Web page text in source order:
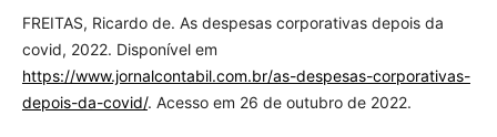
FREITAS, Ricardo de. As despesas corporativas depois da
covid, 2022. Disponível em
https://www.jornalcontabil.com.br/as-despesas-corporativas-
depois-da-covid/. Acesso em 26 de outubro de 2022.